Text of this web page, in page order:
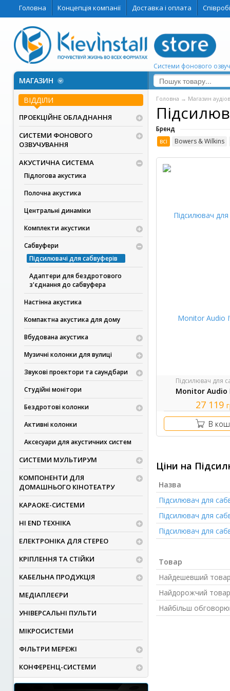
Головна Концепція компанії Доставка і оплата
МАГАЗИН
Системи фонового
ВІДДІЛИ
ПРОЕКЦІЙНЕ ОБЛАДНАННЯ
СИСТЕМИ ФОНОВОГО
ОЗВУЧУВАННЯ
АКУСТИЧНА СИСТЕМА
Підлогова акустика
Полочна акустика
Центральні динаміки
Комплекти акустики
Сабвуфери
Підсилювачі для сабвуферів
Адаптери для бездротового
з'єднання до сабвуфера
Настінна акустика
Компактна акустика для дому
Вбудована акустика
Музичні колонки для вулиці
Звукові проектори та саундбари
Студійні монітори
Бездротові колонки
Активні колонки
Аксесуари для акустичних систем
СИСТЕМИ МУЛЬТИРУМ
КОМПОНЕНТИ ДЛЯ
ДОМАШНЬОГО КІНОТЕАТРУ
КАРАОКЕ-СИСТЕМИ
HI END ТЕХНІКА
ЕЛЕКТРОНІКА ДЛЯ СТЕРЕО
КРІПЛЕННЯ ТА СТІЙКИ
КАБЕЛЬНА ПРОДУКЦІЯ
МЕДІАПЛЕЄРИ
УНІВЕРСАЛЬНІ ПУЛЬТИ
МІКРОСИСТЕМИ
ФІЛЬТРИ МЕРЕЖІ
КОНФЕРЕНЦ-СИСТЕМИ
Головна → Магазин
Бренд
всі
Bowers & Wilkins
Підсилювач для
Monitor Audio
27 119
В
Ціни на
Назва
Підсилювач для
Підсилювач для
Підсилювач для
Товар
Найдешевший товар
Найдорожчий товар
Найбільш